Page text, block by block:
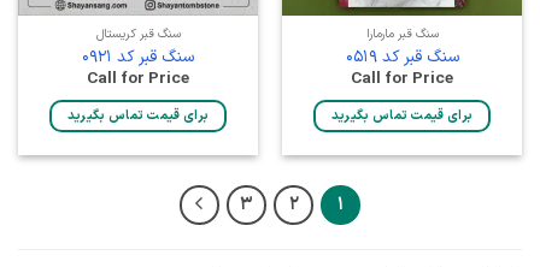
سنگ قبر مارمارا
سنگ قبر کد 0519
Call for Price
برای قیمت تماس بگیرید
سنگ قبر کریستال
سنگ قبر کد 0921
Call for Price
برای قیمت تماس بگیرید
1
2
3